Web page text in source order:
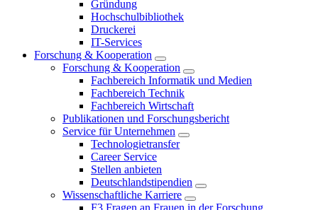
Gründung
Hochschulbibliothek
Druckerei
IT-Services
Forschung & Kooperation
Forschung & Kooperation
Fachbereich Informatik und Medien
Fachbereich Technik
Fachbereich Wirtschaft
Publikationen und Forschungsbericht
Service für Unternehmen
Technologietransfer
Career Service
Stellen anbieten
Deutschlandstipendien
Wissenschaftliche Karriere
F3 Fragen an Frauen in der Forschung